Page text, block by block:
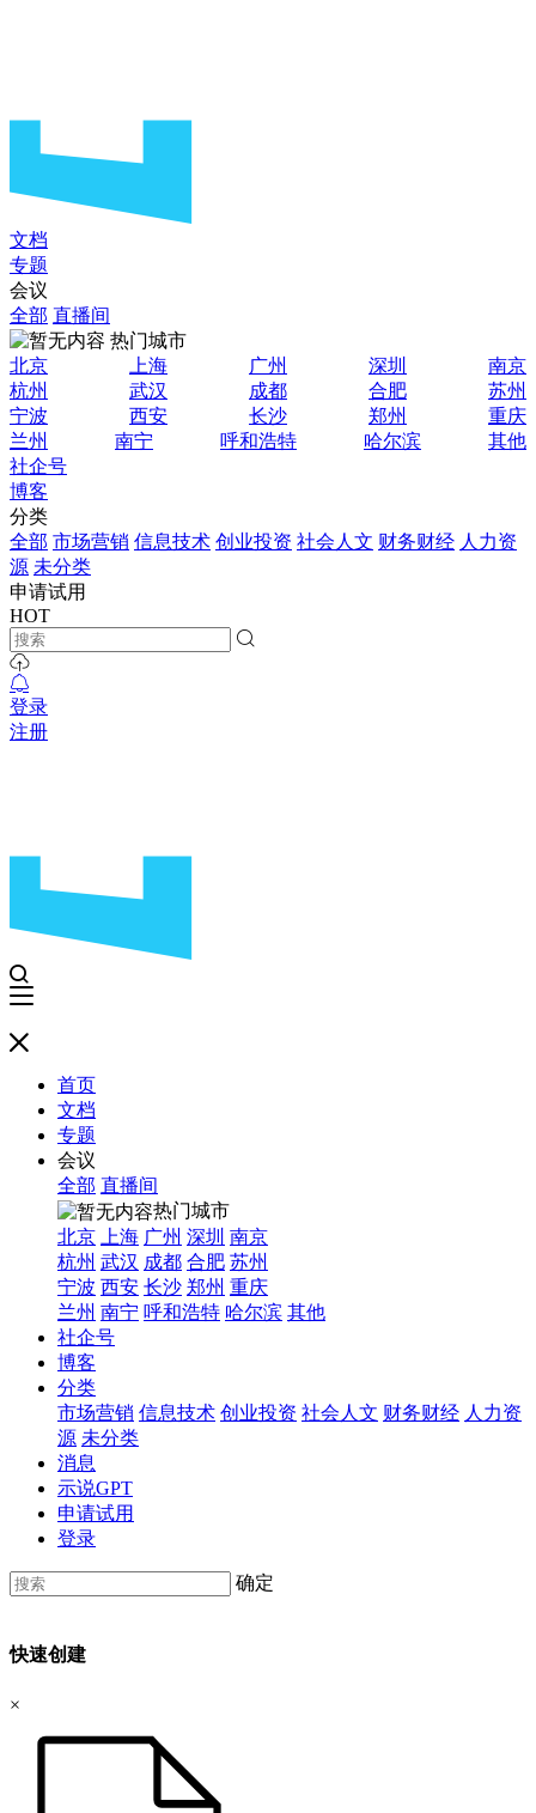
文档
专题
会议
全部 直播间
热门城市
北京
上海 广州 深圳
南京
杭州
武汉 成都 合肥
苏州
宁波
西安 长沙 郑州
重庆
兰州
南宁 呼和浩特 哈尔滨
其他
社企号
博客
分类
全部 市场营销 信息技术 创业投资 社会人文 财务财经 人力资
源 未分类
申请试用
HOT
登录
注册
首页
文档
专题
会议
全部 直播间
热门城市
北京
上海 广州 深圳 南京
杭州 武汉 成都 合肥 苏州
宁波 西安 长沙 郑州 重庆
兰州 南宁 呼和浩特 哈尔滨 其他
社企号
博客
分类
市场营销 信息技术 创业投资 社会人文 财务财经 人力资
源 未分类
消息
示说GPT
申请试用
登录
确定
快速创建
×